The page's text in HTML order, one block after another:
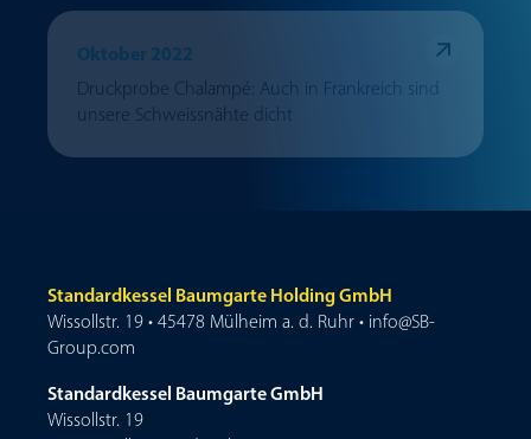
Oktober 2022
Druckprobe Chalampé: Auch in Frankreich sind
unsere Schweissnähte dicht
Standardkessel Baumgarte Holding GmbH
Wissollstr. 19 • 45478 Mülheim a. d. Ruhr • info@SB-
Group.com
Standardkessel Baumgarte GmbH
Wissollstr. 19